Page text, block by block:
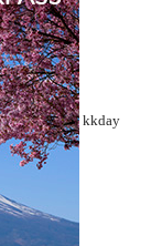
kkday